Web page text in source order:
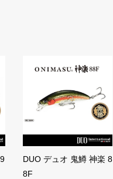
DUO デュオ 鬼鱒 神楽 8
8F